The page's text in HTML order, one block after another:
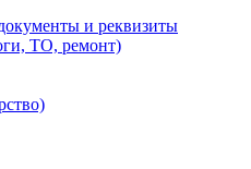
и реквизиты
ТО, ремонт)